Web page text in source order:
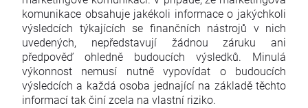
komunikace obsahuje jakékoli informace o jakýchkoli
výsledcích týkajících se finančních nástrojů v nich
uvedených, nepředstavují žádnou záruku ani
předpověď ohledně budoucích výsledků. Minulá
výkonnost nemusí nutně vypovídat o budoucích
výsledcích a každá osoba jednající na základě těchto
informací tak činí zcela na vlastní riziko.